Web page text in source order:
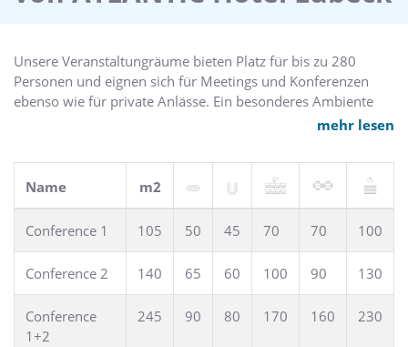
Unsere Veranstaltungräume bieten Platz für bis zu 280
Personen und eignen sich für Meetings und Konferenzen
ebenso wie für private Anlässe. Ein besonderes Ambiente
erleben Sie in unserem Weinkeller. Von der Roof Lounge mit
über die Dächer Lübecks und die Trave. Unsere
Veranstaltungsräume sind mit modernster Tagungstechnik
mehr lesen
Name m2
Conference 1 105 50 45 70 70 100
Conference 2 140 65 60 100 90 130
Conference
1+2
245 90 80 170 160 230